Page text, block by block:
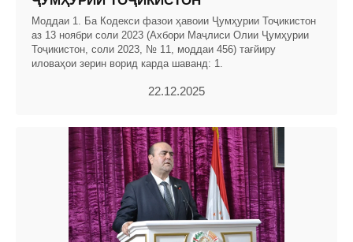
Моддаи 1. Ба Кодекси фазои ҳавоии Ҷумҳурии Тоҷикистон
аз 13 ноябри соли 2023 (Ахбори Маҷлиси Олии Ҷумҳурии
Тоҷикистон, соли 2023, № 11, моддаи 456) тағйиру
иловаҳои зерин ворид карда шаванд: 1.
22.12.2025